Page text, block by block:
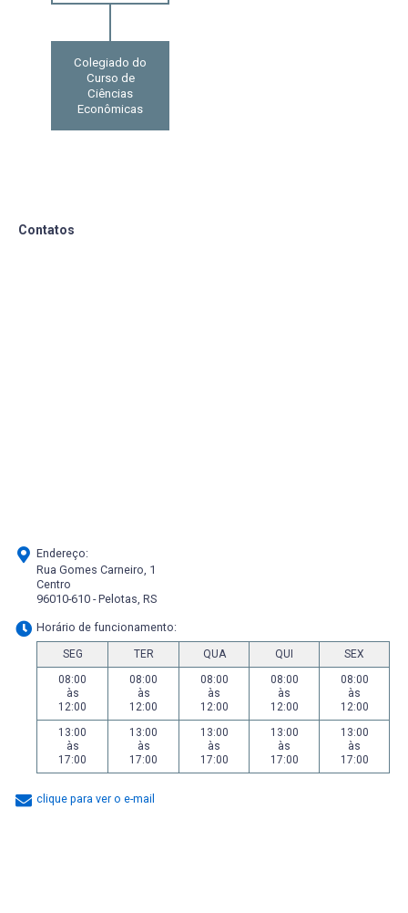
Colegiado do
Curso de
Ciências
Econômicas
Contatos
Endereço:
Rua Gomes Carneiro, 1
Centro
96010-610 - Pelotas, RS
Horário de funcionamento:
SEG TER QUA QUI
SEX
08:00
às
12:00
08:00
às
12:00
08:00
às
12:00
08:00
às
12:00
08:00
às
12:00
13:00
às
17:00
13:00
às
17:00
13:00
às
17:00
13:00
às
17:00
13:00
às
17:00
clique para ver o e-mail